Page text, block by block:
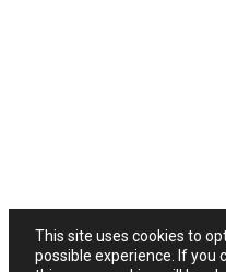
This site uses cookies to
possible experience. If you